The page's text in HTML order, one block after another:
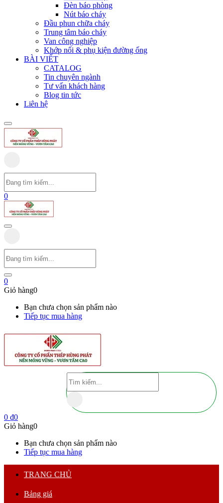
Đèn báo phòng
Nút báo cháy
Đầu phun chữa cháy
Trung tâm báo cháy
Van công nghiệp
Khớp nối & phụ kiện đường ống
BÀI VIẾT
CATALOG
Tin chuyên ngành
Tư vấn khách hàng
Blog tin tức
Liên hệ
0
0
Giỏ hàng0
Bạn chưa chọn sản phẩm nào
Tiếp tục mua hàng
0 ₫0
Giỏ hàng0
Bạn chưa chọn sản phẩm nào
Tiếp tục mua hàng
TRANG CHỦ
Bảng giá